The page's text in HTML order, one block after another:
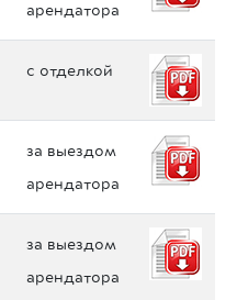
арендатора
с отделкой
за выездом
арендатора
за выездом
арендатора